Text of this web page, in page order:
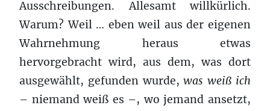
Ausschreibungen. Allesamt willkürlich.
Warum? Weil … eben weil aus der eigenen
Wahrnehmung heraus etwas
hervorgebracht wird, aus dem, was dort
ausgewählt, gefunden wurde,was weiß ich
– niemand weiß es –, wo jemand ansetzt,